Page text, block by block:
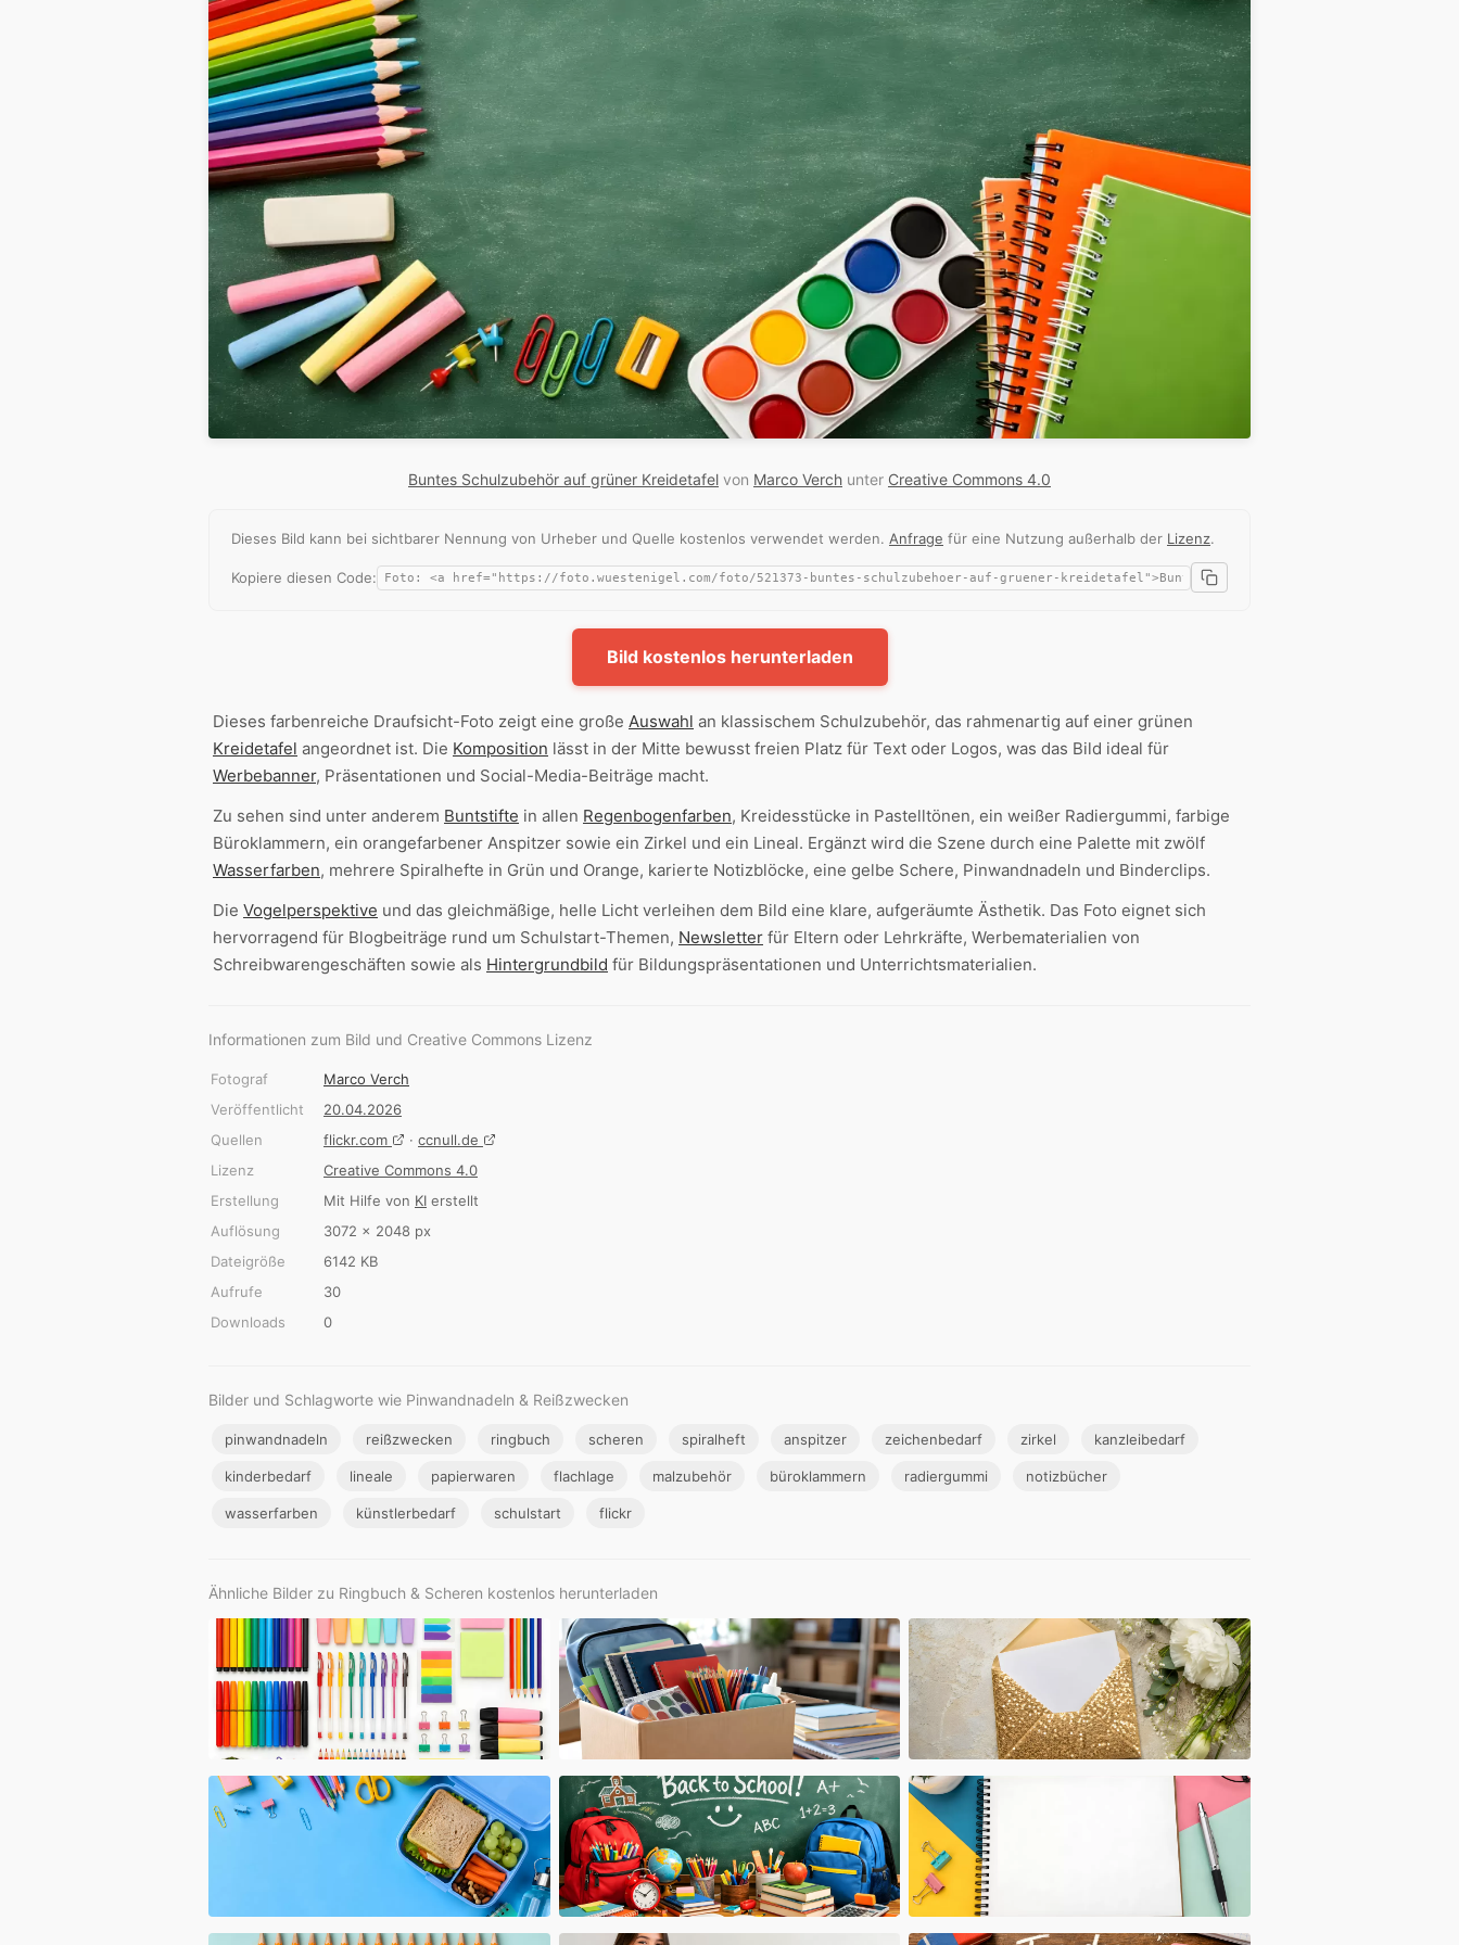
Buntes Schulzubehör auf grüner Kreidetafel von Marco Verch unter Creative Commons 4.0
Dieses Bild kann bei sichtbarer Nennung von Urheber und Quelle kostenlos verwendet werden. Anfrage für eine Nutzung außerhalb der Lizenz.
Kopiere diesen Code:
Bild kostenlos herunterladen
Dieses farbenreiche Draufsicht-Foto zeigt eine große Auswahl an klassischem Schulzubehör, das rahmenartig auf einer grünen
Kreidetafel angeordnet ist. Die Komposition lässt in der Mitte bewusst freien Platz für Text oder Logos, was das Bild ideal für
Werbebanner, Präsentationen und Social-Media-Beiträge macht.
Zu sehen sind unter anderem Buntstifte in allen Regenbogenfarben, Kreidesstücke in Pastelltönen, ein weißer Radiergummi, farbige
Büroklammern, ein orangefarbener Anspitzer sowie ein Zirkel und ein Lineal. Ergänzt wird die Szene durch eine Palette mit zwölf
Wasserfarben, mehrere Spiralhefte in Grün und Orange, karierte Notizblöcke, eine gelbe Schere, Pinwandnadeln und Binderclips.
Die Vogelperspektive und das gleichmäßige, helle Licht verleihen dem Bild eine klare, aufgeräumte Ästhetik. Das Foto eignet sich
hervorragend für Blogbeiträge rund um Schulstart-Themen, Newsletter für Eltern oder Lehrkräfte, Werbematerialien von
Schreibwarengeschäften sowie als Hintergrundbild für Bildungspräsentationen und Unterrichtsmaterialien.
Informationen zum Bild und Creative Commons Lizenz
Fotograf
Marco Verch
Veröffentlicht
20.04.2026
Quellen
flickr.com · ccnull.de
Lizenz
Creative Commons 4.0
Erstellung
Mit Hilfe von KI erstellt
Auflösung
3072 × 2048 px
Dateigröße
6142 KB
Aufrufe
30
Downloads
0
Bilder und Schlagworte wie Pinwandnadeln & Reißzwecken
pinwandnadeln reißzwecken ringbuch scheren spiralheft anspitzer zeichenbedarf zirkel kanzleibedarf
kinderbedarf lineale papierwaren flachlage malzubehör büroklammern radiergummi notizbücher
wasserfarben künstlerbedarf schulstart flickr
Ähnliche Bilder zu Ringbuch & Scheren kostenlos herunterladen